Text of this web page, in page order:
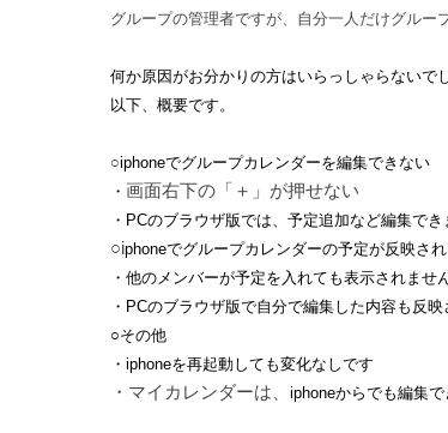
グループの管理者ですが、自分一人だけグルー
何か原因がお分かりの方はいらっしゃらないで
以下、概要です。
○iphoneでグループカレンダーを編集できない
・ 画面右下の「＋」が押せない
・PCのブラウザ版では、予定追加など編集でき
○iphoneでグループカレンダーの予定が反映さ
・他のメンバーが予定を入れても表示されませ
・PCのブラウザ版で自分で編集した内容も反映
○その他
・ iphoneを再起動しても変化なしです
・マイカレンダーは、 iphoneからでも編集で